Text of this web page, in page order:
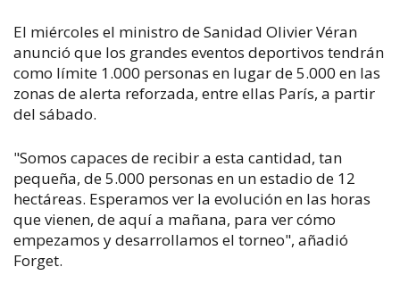
El miércoles el ministro de Sanidad Olivier Véran
anunció que los grandes eventos deportivos tendrán
como límite 1.000 personas en lugar de 5.000 en las
zonas de alerta reforzada, entre ellas París, a partir
del sábado.
"Somos capaces de recibir a esta cantidad, tan
pequeña, de 5.000 personas en un estadio de 12
hectáreas. Esperamos ver la evolución en las horas
que vienen, de aquí a mañana, para ver cómo
empezamos y desarrollamos el torneo", añadió
Forget.